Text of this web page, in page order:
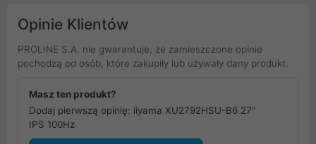
Opinie Klientów
PROLINE S.A. nie gwarantuje, że zamieszczone opinie
pochodzą od osób, które zakupiły lub używały dany produkt.
Masz ten produkt?
Dodaj pierwszą opinię: iiyama XU2792HSU-B6 27"
IPS 100Hz